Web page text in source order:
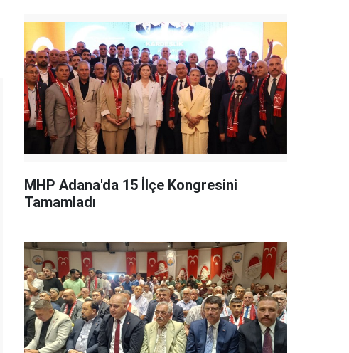
MHP Adana'da 15 İlçe Kongresini
Tamamladı